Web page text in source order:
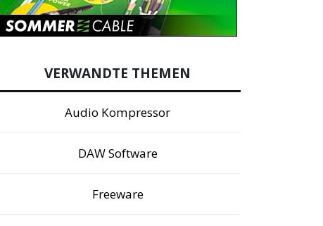
VERWANDTE THEMEN
Audio Kompressor
DAW Software
Freeware